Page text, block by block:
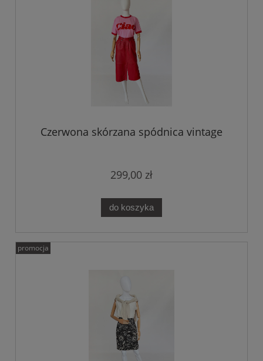
Czerwona skórzana spódnica vintage
299,00 zł
do koszyka
promocja